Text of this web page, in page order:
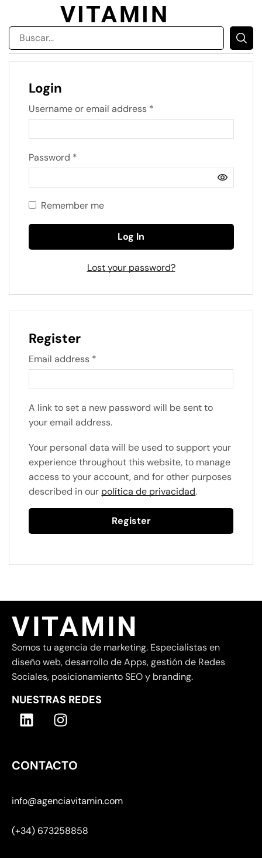
VITAMIN
Login
Username or email address *
Password *
Remember me
Log In
Lost your password?
Register
Email address *
A link to set a new password will be sent to
your email address.
Your personal data will be used to support your
experience throughout this website, to manage
access to your account, and for other purposes
described in our política de privacidad.
Register
VITAMIN
Somos tu agencia de marketing. Especialistas en
diseño web, desarrollo de Apps, gestión de Redes
Sociales, posicionamiento SEO y branding.
NUESTRAS REDES
CONTACTO
info@agenciavitamin.com
(+34) 673258858